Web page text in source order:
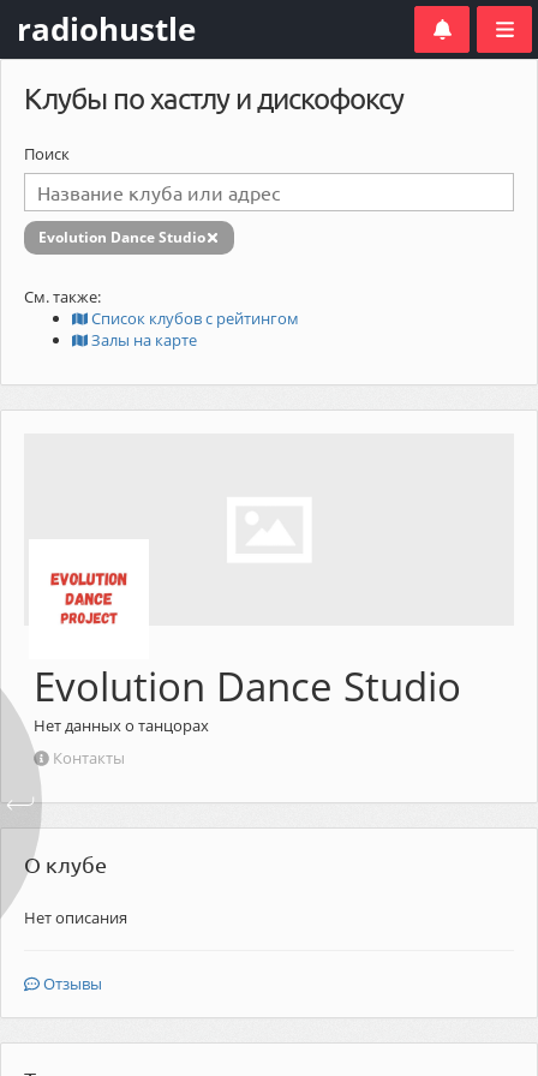
radiohustle
Клубы по хастлу и дискофоксу
Поиск
Evolution Dance Studio
См. также:
Список клубов с рейтингом
Залы на карте
Evolution Dance Studio
Нет данных о танцорах
Контакты
О клубе
Нет описания
Отзывы